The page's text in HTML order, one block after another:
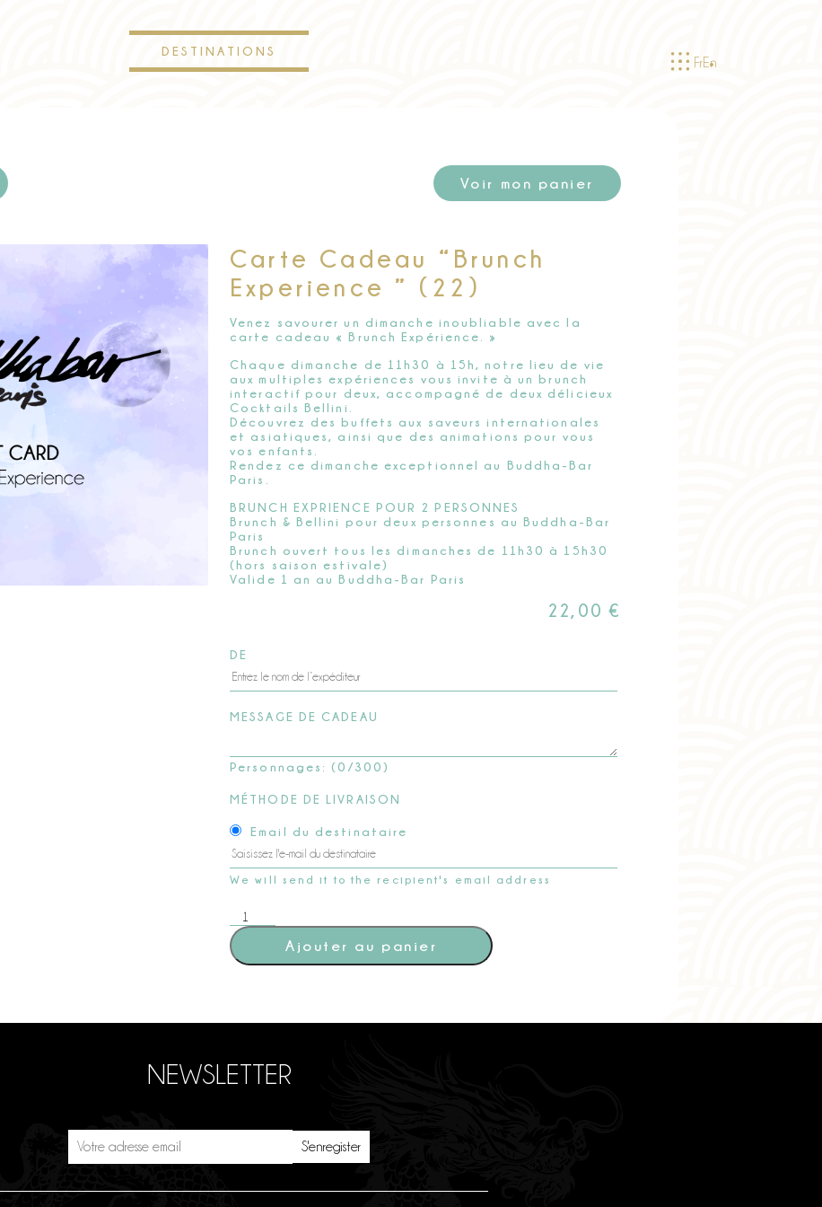
DESTINATIONS
FrEn
Voir mon panier
Carte Cadeau “Brunch
Experience ” (22)
Venez savourer un dimanche inoubliable avec la
carte cadeau « Brunch Expérience. »
Chaque dimanche de 11h30 à 15h, notre lieu de vie
aux multiples expériences vous invite à un brunch
interactif pour deux, accompagné de deux délicieux
Cocktails Bellini.
Découvrez des buffets aux saveurs internationales
et asiatiques, ainsi que des animations pour vous
vos enfants.
Rendez ce dimanche exceptionnel au Buddha-Bar
Paris.
BRUNCH EXPRIENCE POUR 2 PERSONNES
Brunch & Bellini pour deux personnes au Buddha-Bar
Paris
Brunch ouvert tous les dimanches de 11h30 à 15h30
(hors saison estivale)
Valide 1 an au Buddha-Bar Paris
22,00€
DE
MESSAGE DE CADEAU
Personnages: (0 /300)
MÉTHODE DE LIVRAISON
Email du destinataire
We will send it to the recipient's email address
quantité
de
Carte
Cadeau
Ajouter au panier
NEWSLETTER